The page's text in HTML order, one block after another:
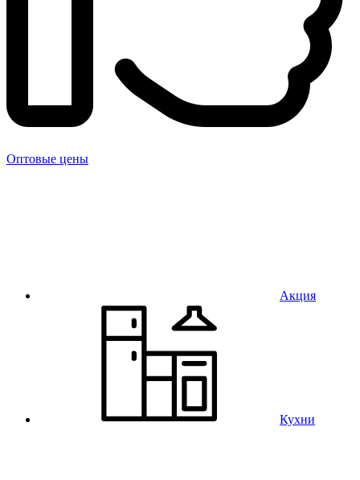
Оптовые цены
Акция
Кухни